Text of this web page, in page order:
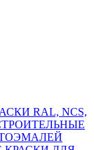
RAL, NCS,